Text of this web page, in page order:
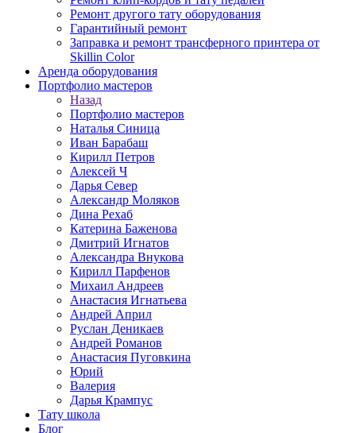
Ремонт другого тату оборудования
Гарантийный ремонт
Заправка и ремонт трансферного принтера от
Skillin Color
Аренда оборудования
Портфолио мастеров
Назад
Портфолио мастеров
Наталья Синица
Иван Барабаш
Кирилл Петров
Алексей Ч
Дарья Север
Александр Моляков
Дина Рехаб
Катерина Баженова
Дмитрий Игнатов
Александра Внукова
Кирилл Парфенов
Михаил Андреев
Анастасия Игнатьева
Андрей Април
Руслан Деникаев
Андрей Романов
Анастасия Пуговкина
Юрий
Валерия
Дарья Крампус
Тату школа
Блог